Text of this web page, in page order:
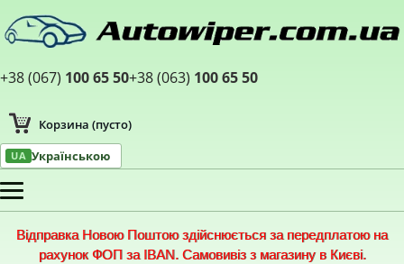
+38 (067) 100 65 50+38 (063) 100 65 50
Корзина (пусто)
UA Українською
Меню
Відправка Новою Поштою здійснюється за передплатою на
рахунок ФОП за IBAN. Самовивіз з магазину в Києві.